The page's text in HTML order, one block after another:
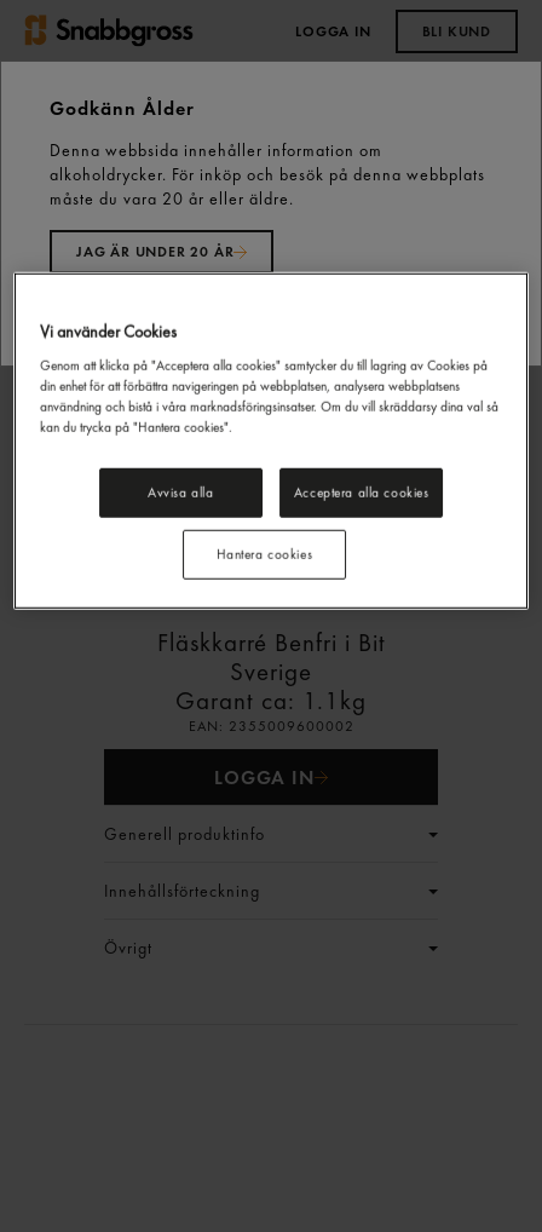
LOGGA IN BLI KUND
Start Fläskkött
Färskt fläskkött
Fläskkarré Benfri i Bit Sverige ca: 1.1kg Garant
Fläskkarré Benfri i Bit
Sverige
Garant ca: 1.1kg
EAN: 2355009600002
LOGGA IN
Generell produktinfo
Innehållsförteckning
Övrigt
Godkänn Ålder
Denna webbsida innehåller information om
alkoholdrycker. För inköp och besök på denna webbplats
måste du vara 20 år eller äldre.
JAG ÄR UNDER 20 ÅR
Vi använder Cookies
Genom att klicka på "Acceptera alla cookies" samtycker du till lagring av Cookies på
din enhet för att förbättra navigeringen på webbplatsen, analysera webbplatsens
användning och bistå i våra marknadsföringsinsatser. Om du vill skräddarsy dina val så
kan du trycka på "Hantera cookies".
Avvisa alla Acceptera alla cookies
Hantera cookies